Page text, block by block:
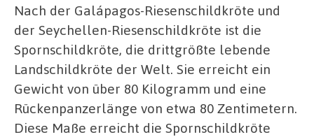
Nach der Galápagos-Riesenschildkröte und
der Seychellen-Riesenschildkröte ist die
Spornschildkröte, die drittgrößte lebende
Landschildkröte der Welt. Sie erreicht ein
Gewicht von über 80 Kilogramm und eine
Rückenpanzerlänge von etwa 80 Zentimetern.
Diese Maße erreicht die Spornschildkröte